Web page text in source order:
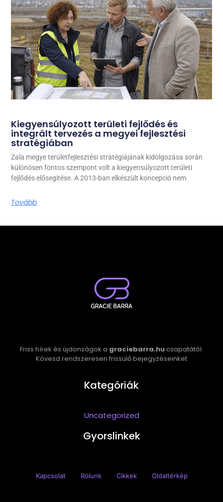
Kiegyensúlyozott területi fejlődés és
integrált tervezés a megyei fejlesztési
stratégiában
Zala megye területfejlesztési stratégiájának kidolgozása során
különösen fontos szempont volt a kiegyensúlyozott területi
fejlődés elősegítése. A 2013-ban elkészült koncepció nem
Tovább
Friss hírek és újdonságok a graciebarra.hucsapatától.
Kövesd rendszeresen frissülő bejegyzéseinket
Kategóriák
Uncategorized
Gyorslinkek
Kapcsolat Rólunk Cikkek Oldaltérkép